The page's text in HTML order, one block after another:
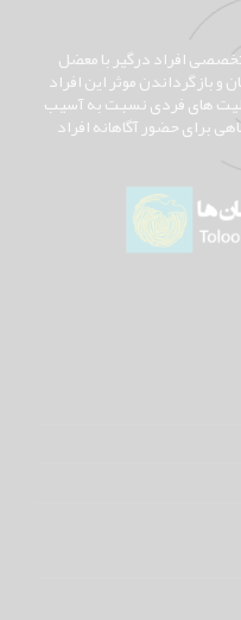
افراد درگیر با معضل
و بازگرداندن موثر این افراد
های فردی نسبت به آسیب
برای حضور آگاهانه افراد